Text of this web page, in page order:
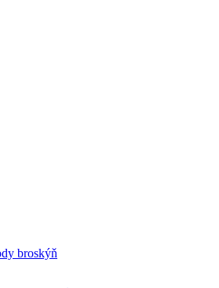
broskýň